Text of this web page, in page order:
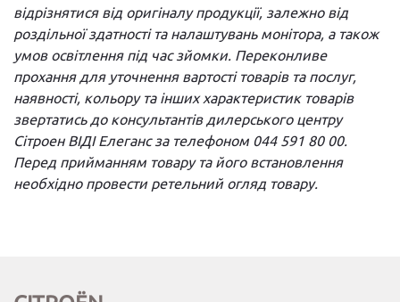
відрізнятися від оригіналу продукції, залежно від
роздільної здатності та налаштувань монітора, а також
умов освітлення під час зйомки. Переконливе
прохання для уточнення вартості товарів та послуг,
наявності, кольору та інших характеристик товарів
звертатись до консультантів дилерського центру
Сітроен ВІДІ Елеганс за телефоном 044 591 80 00.
Перед прийманням товару та його встановлення
необхідно провести ретельний огляд товару.